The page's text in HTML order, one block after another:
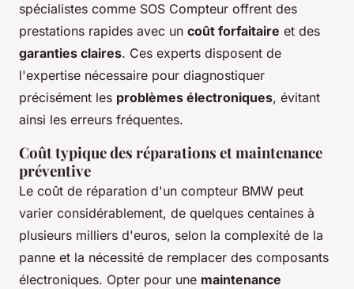
spécialistes comme SOS Compteur offrent des
prestations rapides avec un coût forfaitaire et des
garanties claires. Ces experts disposent de
l'expertise nécessaire pour diagnostiquer
précisément les problèmes électroniques, évitant
ainsi les erreurs fréquentes.
Coût typique des réparations et maintenance
préventive
Le coût de réparation d'un compteur BMW peut
varier considérablement, de quelques centaines à
plusieurs milliers d'euros, selon la complexité de la
panne et la nécessité de remplacer des composants
électroniques. Opter pour une maintenance